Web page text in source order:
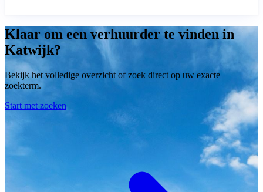
Klaar om een verhuurder te vinden in
Katwijk?
Bekijk het volledige overzicht of zoek direct op uw exacte
zoekterm.
Start met zoeken